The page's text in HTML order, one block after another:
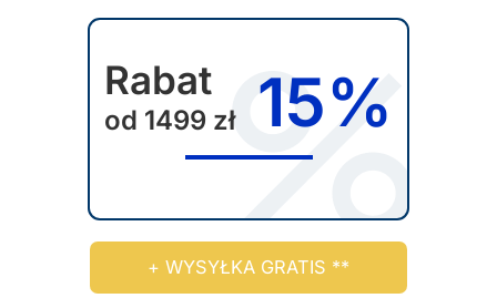
Rabat
od 1499 zł 15%
+ WYSYŁKA GRATIS **